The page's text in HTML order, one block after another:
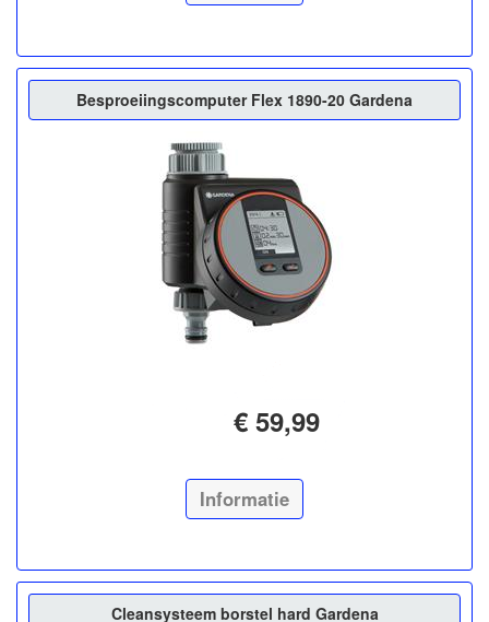
Besproeiingscomputer Flex 1890-20 Gardena
€ 59,99
Informatie
Cleansysteem borstel hard Gardena